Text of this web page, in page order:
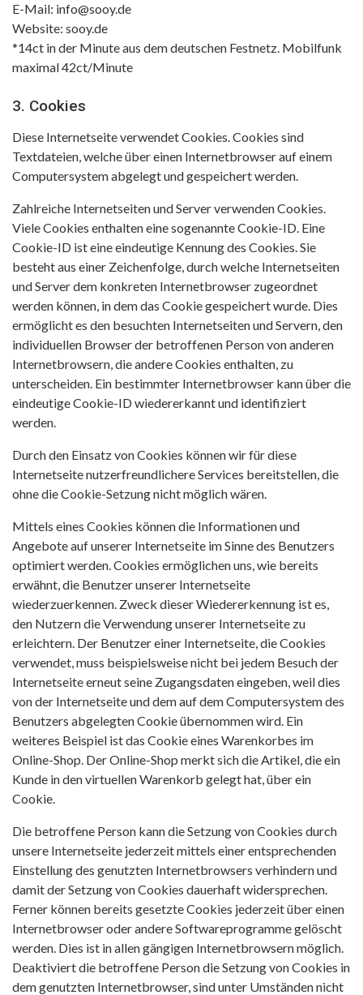
E-Mail: info@sooy.de
Website: sooy.de
*14ct in der Minute aus dem deutschen Festnetz. Mobilfunk
maximal 42ct/Minute
3. Cookies
Diese Internetseite verwendet Cookies. Cookies sind
Textdateien, welche über einen Internetbrowser auf einem
Computersystem abgelegt und gespeichert werden.
Zahlreiche Internetseiten und Server verwenden Cookies.
Viele Cookies enthalten eine sogenannte Cookie-ID. Eine
Cookie-ID ist eine eindeutige Kennung des Cookies. Sie
besteht aus einer Zeichenfolge, durch welche Internetseiten
und Server dem konkreten Internetbrowser zugeordnet
werden können, in dem das Cookie gespeichert wurde. Dies
ermöglicht es den besuchten Internetseiten und Servern, den
individuellen Browser der betroffenen Person von anderen
Internetbrowsern, die andere Cookies enthalten, zu
unterscheiden. Ein bestimmter Internetbrowser kann über die
eindeutige Cookie-ID wiedererkannt und identifiziert
werden.
Durch den Einsatz von Cookies können wir für diese
Internetseite nutzerfreundlichere Services bereitstellen, die
ohne die Cookie-Setzung nicht möglich wären.
Mittels eines Cookies können die Informationen und
Angebote auf unserer Internetseite im Sinne des Benutzers
optimiert werden. Cookies ermöglichen uns, wie bereits
erwähnt, die Benutzer unserer Internetseite
wiederzuerkennen. Zweck dieser Wiedererkennung ist es,
den Nutzern die Verwendung unserer Internetseite zu
erleichtern. Der Benutzer einer Internetseite, die Cookies
verwendet, muss beispielsweise nicht bei jedem Besuch der
Internetseite erneut seine Zugangsdaten eingeben, weil dies
von der Internetseite und dem auf dem Computersystem des
Benutzers abgelegten Cookie übernommen wird. Ein
weiteres Beispiel ist das Cookie eines Warenkorbes im
Online-Shop. Der Online-Shop merkt sich die Artikel, die ein
Kunde in den virtuellen Warenkorb gelegt hat, über ein
Cookie.
Die betroffene Person kann die Setzung von Cookies durch
unsere Internetseite jederzeit mittels einer entsprechenden
Einstellung des genutzten Internetbrowsers verhindern und
damit der Setzung von Cookies dauerhaft widersprechen.
Ferner können bereits gesetzte Cookies jederzeit über einen
Internetbrowser oder andere Softwareprogramme gelöscht
werden. Dies ist in allen gängigen Internetbrowsern möglich.
Deaktiviert die betroffene Person die Setzung von Cookies in
dem genutzten Internetbrowser, sind unter Umständen nicht